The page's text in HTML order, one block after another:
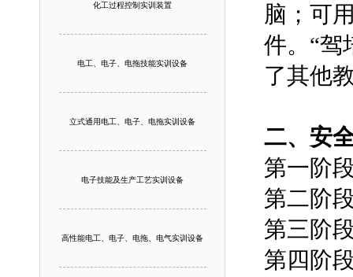
化工过程控制实训装置
电工、电子、电拖技能实训设备
立式通用电工、电子、电拖实训设备
电子技能及生产工艺实训设备
高性能电工、电子、电拖、电气实训设备
脑；可
件。“驾
了其他
二、安
第一阶
第二阶
第三阶
第四阶